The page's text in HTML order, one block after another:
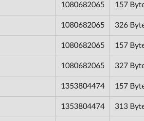
1080682065 157
1080682065 326
1080682065 157
1080682065 327
1353804474 157
1353804474 313